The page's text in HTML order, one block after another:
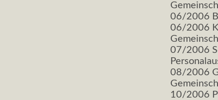
06/2006
06/2006
07/2006
08/2006
10/2006